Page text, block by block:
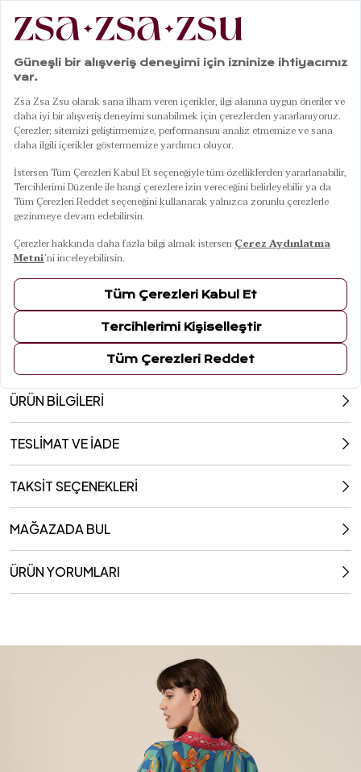
Anasayfa|Giyim| Plaj Giyim|Kimono|Baklan Baskılı Pamuk Modal Kimono - Yeşil
Baklan Baskılı Pamuk Modal Kimono - Yeşil
Renk
Beden
L-XL
ÜRÜN BİLGİLERİ
TESLİMAT VE İADE
TAKSİT SEÇENEKLERİ
MAĞAZADA BUL
ÜRÜN YORUMLARI